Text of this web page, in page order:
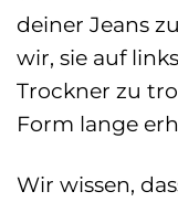
deiner Jeans
wir, sie auf
Trockner zu
Form lange
Wir wissen,